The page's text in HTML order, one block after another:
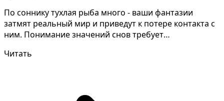
По соннику тухлая рыба много - ваши фантазии
затмят реальный мир и приведут к потере контакта с
ним. Понимание значений снов требует
Читать